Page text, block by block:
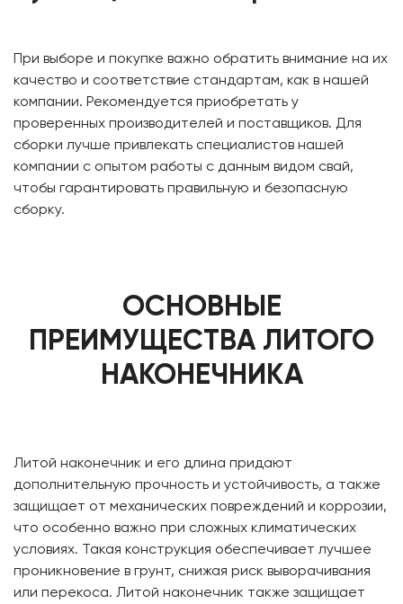
При выборе и покупке важно обратить внимание на их
качество и соответствие стандартам, как в нашей
компании. Рекомендуется приобретать у
проверенных производителей и поставщиков. Для
сборки лучше привлекать специалистов нашей
компании с опытом работы с данным видом свай,
чтобы гарантировать правильную и безопасную
сборку.
ОСНОВНЫЕ
ПРЕИМУЩЕСТВА ЛИТОГО
НАКОНЕЧНИКА
Литой наконечник и его длина придают
дополнительную прочность и устойчивость, а также
защищает от механических повреждений и коррозии,
что особенно важно при сложных климатических
условиях. Такая конструкция обеспечивает лучшее
проникновение в грунт, снижая риск выворачивания
или перекоса. Литой наконечник также защищает